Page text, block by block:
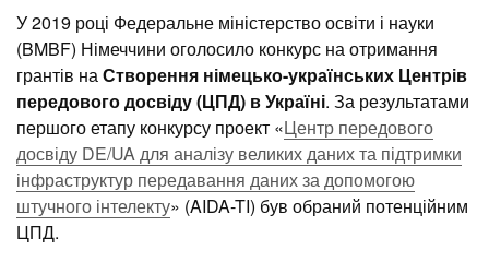
У 2019 році Федеральне міністерство освіти і науки
(BMBF) Німеччини оголосило конкурс на отримання
грантів наСтворення німецько-українських Центрів
передового досвіду (ЦПД) в Україні. За результатами
першого етапу конкурсу проект «Центр передового
досвіду DE/UA для аналізу великих даних та підтримки
інфраструктур передавання даних за допомогою
штучного інтелекту» (AIDA-TI) був обраний потенційним
ЦПД.